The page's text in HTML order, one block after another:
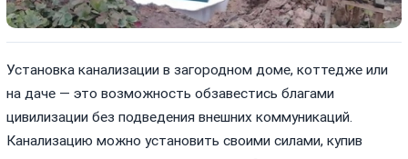
Установка канализации в загородном доме, коттедже или
на даче — это возможность обзавестись благами
цивилизации без подведения внешних коммуникаций.
Канализацию можно установить своими силами, купив